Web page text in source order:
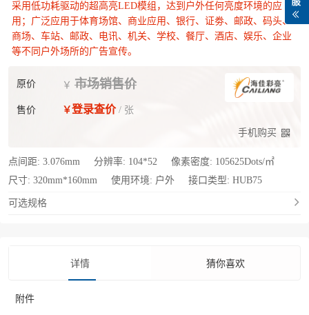
采用低功耗驱动的超高亮LED模组，达到户外任何亮度环境的应
用；广泛应用于体育场馆、商业应用、银行、证劵、邮政、码头、
商场、车站、邮政、电讯、机关、学校、餐厅、酒店、娱乐、企业
等不同户外场所的广告宣传。
原价 ￥ 市场销售价
售价 ￥登录查价/ 张
手机购买
点间距: 3.076mm 分辨率: 104*52 像素密度: 105625Dots/㎡
尺寸: 320mm*160mm 使用环境: 户外 接口类型: HUB75
可选规格
详情 猜你喜欢
附件